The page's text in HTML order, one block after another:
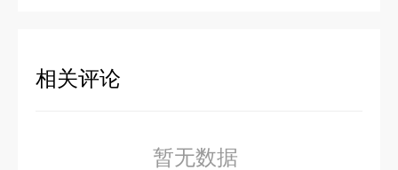
相关评论
暂无数据